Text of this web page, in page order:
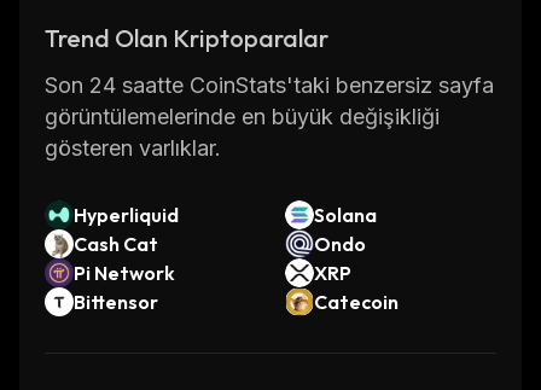
setting up accounts or dealing with long wait
Overall, Stader BNBx is an excellent choice
for those looking to earn rewards from
staking their Binance Coin tokens. With its
wonder why many people are choosing this
platform over other options.
Trend Olan Kriptoparalar
Son 24 saatte CoinStats'taki benzersiz sayfa
görüntülemelerinde en büyük değişikliği
gösteren varlıklar.
Hyperliquid
Solana
Cash Cat
Ondo
Pi Network
XRP
Bittensor
Catecoin